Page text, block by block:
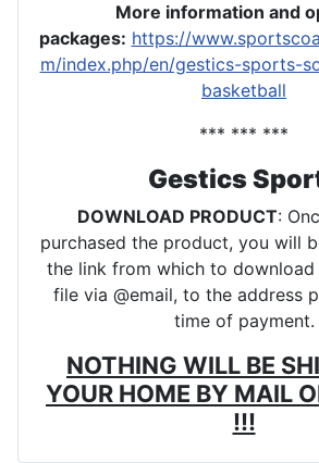
More information and
packages: https://
m/index.php/en/gestics-sports-
basketball
*** *** ***
Gestics
DOWNLOAD PRODUCT:
purchased the product, you will
the link from which to
file via @email, to the address
time of payment.
NOTHING WILL BE
YOUR HOME BY MAIL
!!!